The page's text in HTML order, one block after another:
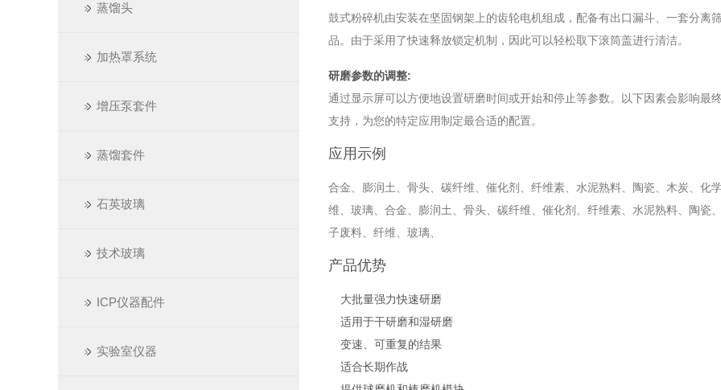
蒸馏头
加热罩系统
增压泵套件
蒸馏套件
石英玻璃
技术玻璃
ICP仪器配件
实验室仪器
鼓式粉碎机由安装在坚固钢架上的齿轮电机组成，配备有出口漏斗、一套分
品。由于采用了快速释放锁定机制，因此可以轻松取下滚筒盖进行清洁。
研磨参数的调整:
通过显示屏可以方便地设置研磨时间或开始和停止等参数。以下因素会影响最
支持，为您的特定应用制定最合适的配置。
应用示例
合金、膨润土、骨头、碳纤维、催化剂、纤维素、水泥熟料、陶瓷、木炭、化
维、玻璃、合金、膨润土、骨头、碳纤维、催化剂、纤维素、水泥熟料、陶瓷
子废料、纤维、玻璃、
产品优势
大批量强力快速研磨
适用于干研磨和湿研磨
变速、可重复的结果
适合长期作战